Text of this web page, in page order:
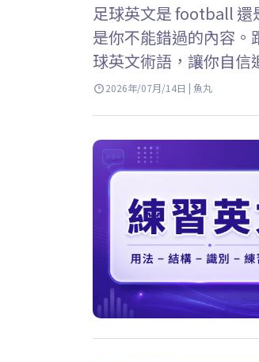
足球英文是 football 還
是你不能錯過的內容。
球英文術語，讓你自信
Football 還是 Soccer?
2026年/07月/14日 | 魚丸